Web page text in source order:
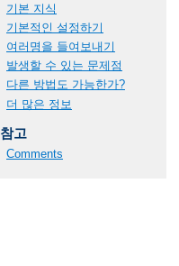
기본 지식
기본적인 설정하기
여러명을 들여보내기
발생할 수 있는 문제점
다른 방법도 가능한가?
더 많은 정보
참고
Comments